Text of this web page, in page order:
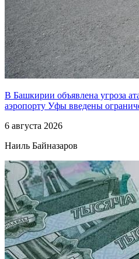
В Башкирии объявлена угроза
аэропорту Уфы введены
6 августа 2026
Наиль Байназаров